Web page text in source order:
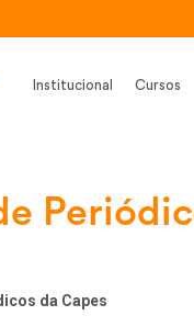
Institucional Cursos
da Capes